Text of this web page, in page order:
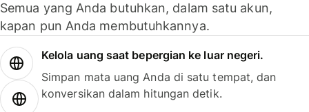
Semua yang Anda butuhkan, dalam satu akun,
kapan pun Anda membutuhkannya.
Kelola uang saat bepergian ke luar negeri.
Simpan mata uang Anda di satu tempat, dan
konversikan dalam hitungan detik.